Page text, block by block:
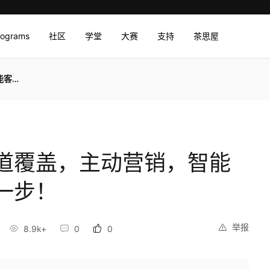
社区 学堂 大赛 支持 茶思屋
！
覆盖，主动营销，智能
！
举报
8.9k+ 0 0